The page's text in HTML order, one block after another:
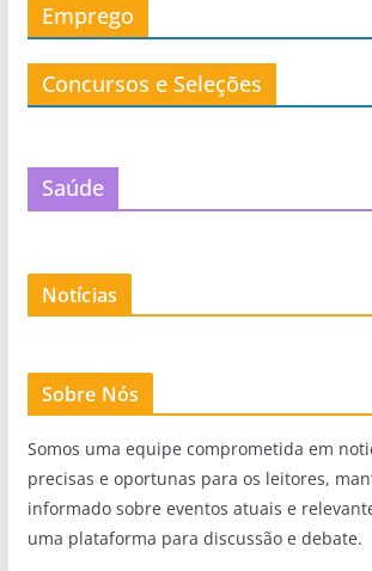
Emprego
Concursos e Seleções
Saúde
Notícias
Sobre Nós
Somos uma equipe comprometida em
precisas e oportunas para os leitores,
informado sobre eventos atuais e
uma plataforma para discussão e debate.